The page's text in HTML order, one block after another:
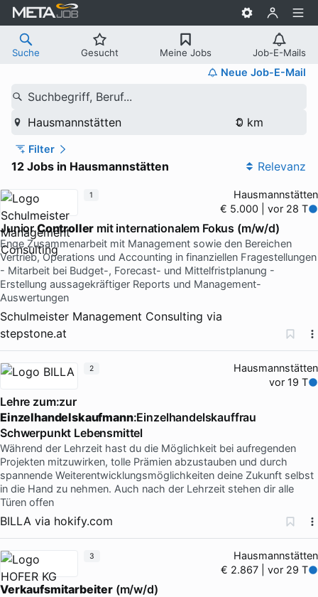
Suche Gesucht Meine Jobs Job-E-Mails
Neue Job-E-Mail
Suchbegriff, Beruf...
Hausmannstätten
Filter
12 Jobs in Hausmannstätten Relevanz
Hausmannstätten
€ 5.000 | vor 28 T
JuniorController mit internationalem Fokus (m/w/d)
Enge Zusammenarbeit mit Management sowie den Bereichen
Vertrieb, Operations und Accounting in finanziellen Fragestellungen
- Mitarbeit bei Budget-, Forecast- und Mittelfristplanung -
Erstellung aussagekräftiger Reports und Management-
Auswertungen
Schulmeister Management Consulting via
stepstone.at
1
Hausmannstätten
vor 19 T
Lehre zum:zur
Einzelhandelskaufmann:Einzelhandelskauffrau
Schwerpunkt Lebensmittel
Während der Lehrzeit hast du die Möglichkeit bei aufregenden
Projekten mitzuwirken, tolle Prämien abzustauben und durch
spannende Weiterentwicklungsmöglichkeiten deine Zukunft selbst
in die Hand zu nehmen. Auch nach der Lehrzeit stehen dir alle
Türen offen
BILLA via hokify.com
2
Hausmannstätten
€ 2.867 | vor 29 T
Verkaufsmitarbeiter(m/w/d)
3